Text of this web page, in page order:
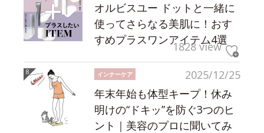
オルビスユー ドットと一緒に
使ってさらなる美肌に！おす
すめプラスワンアイテム4選
1828 view
2025/12/25
インナーケア
年末年始も体型キープ！休み
明けの“ドキッ”を防ぐ3つのヒ
ント｜美容のプロに聞いてみ